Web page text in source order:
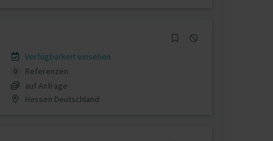
Verfügbarkeit einsehen
0
Referenzen
auf Anfrage
Hessen Deutschland